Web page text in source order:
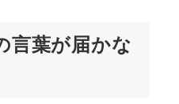
葉が届かな